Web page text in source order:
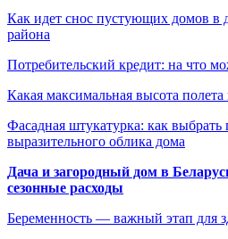
Как идет снос пустующих домов в
района
Потребительский кредит: на что
Какая максимальная высота
Фасадная штукатурка: как
выразительного облика дома
Дача и загородный дом в
сезонные расходы
Беременность — важный этап для